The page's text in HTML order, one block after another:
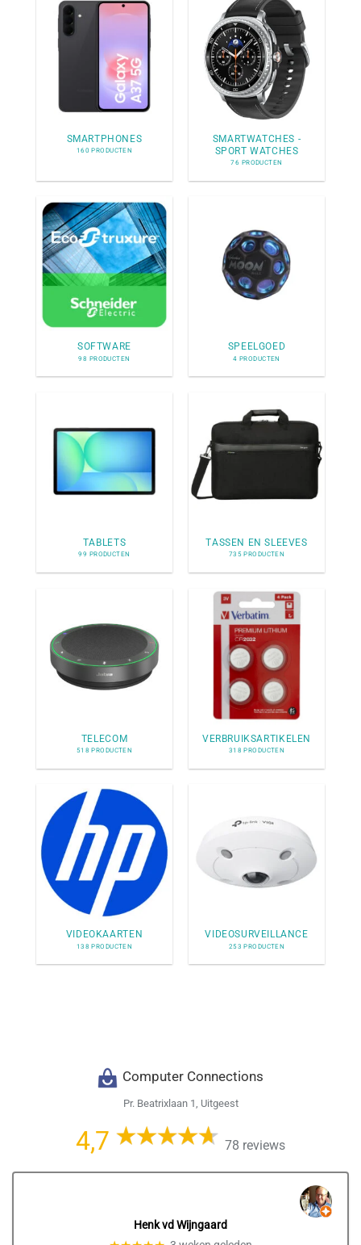
SMARTPHONES
160 PRODUCTEN
SMARTWATCHES -
SPORT WATCHES
76 PRODUCTEN
SOFTWARE
98 PRODUCTEN
SPEELGOED
4 PRODUCTEN
TABLETS
99 PRODUCTEN
TASSEN EN SLEEVES
735 PRODUCTEN
TELECOM
518 PRODUCTEN
VERBRUIKSARTIKELEN
318 PRODUCTEN
VIDEOKAARTEN
138 PRODUCTEN
VIDEOSURVEILLANCE
253 PRODUCTEN
Computer Connections
Pr. Beatrixlaan 1, Uitgeest
4,7 78 reviews
Henk vd Wijngaard